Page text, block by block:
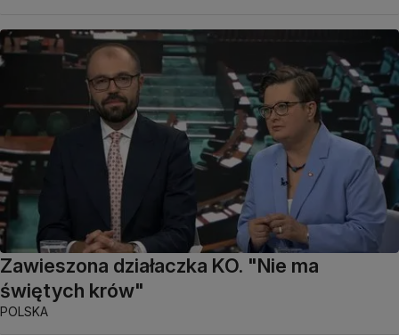
Zawieszona działaczka KO. "Nie ma
świętych krów"
POLSKA